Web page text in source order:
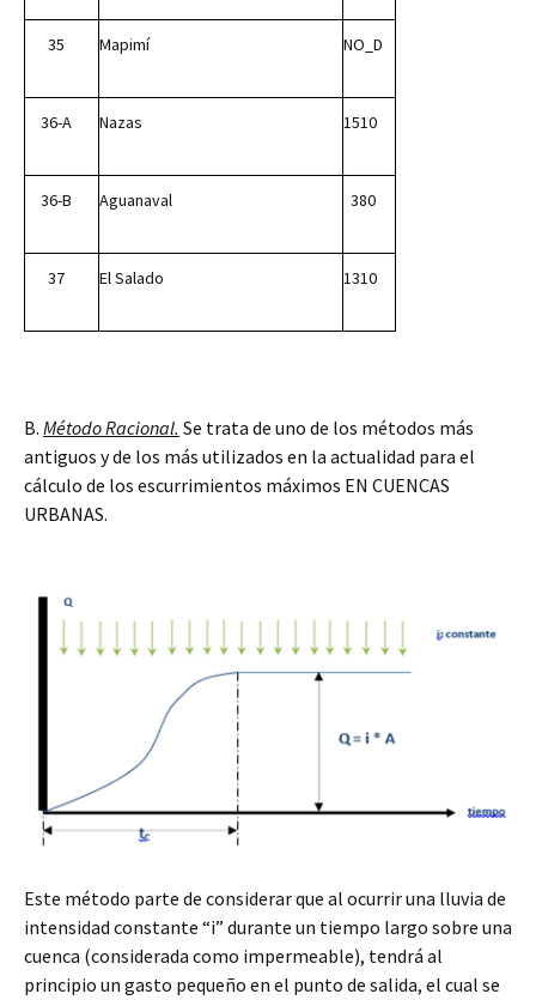
35 Mapimí NO_D
36-A Nazas 1510
36-B Aguanaval 380
37 El Salado 1310
B. Método Racional. Se trata de uno de los métodos más
antiguos y de los más utilizados en la actualidad para el
cálculo de los escurrimientos máximos EN CUENCAS
URBANAS.
Este método parte de considerar que al ocurrir una lluvia de
intensidad constante “i” durante un tiempo largo sobre una
cuenca (considerada como impermeable), tendrá al
principio un gasto pequeño en el punto de salida, el cual se